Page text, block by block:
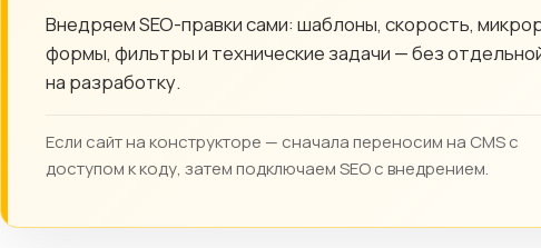
Внедряем SEO-правки сами: шаблоны, скорость,
формы, фильтры и технические задачи — без
на разработку.
Если сайт на конструкторе — сначала переносим на CMS с
доступом к коду, затем подключаем SEO с внедрением.